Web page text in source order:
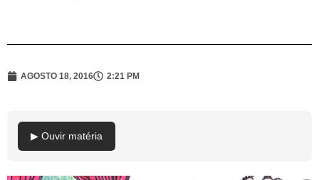
AGOSTO 18, 2016 2:21 PM
▶ Ouvir matéria